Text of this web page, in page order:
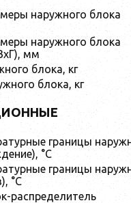
наружного блока
наружного блока
мм
блока, кг
блока, кг
границы
°C
границы
°C
раcпределитель